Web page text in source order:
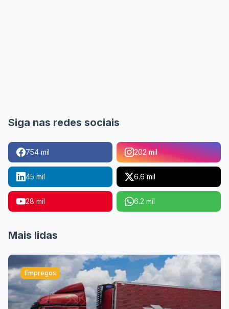
Siga nas redes sociais
754 mil 202 mil
45 mil 6.6 mil
28 mil 6.2 mil
Mais lidas
Empregos